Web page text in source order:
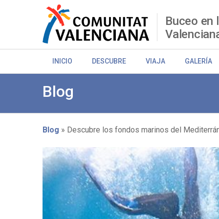
Buceo en
INICIO DESCUBRE VIAJA GALERÍA
Blog
Sobrescribir
enlaces
de
ayuda
Blog Descubre los fondos marinos del